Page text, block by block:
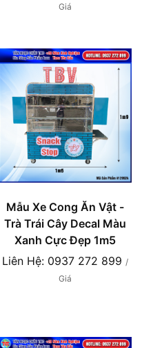
Giá
Mẫu Xe Cong Ăn Vật -
Trà Trái Cây Decal Màu
Xanh Cực Đẹp 1m5
Liên Hệ: 0937 272 899 /
Giá